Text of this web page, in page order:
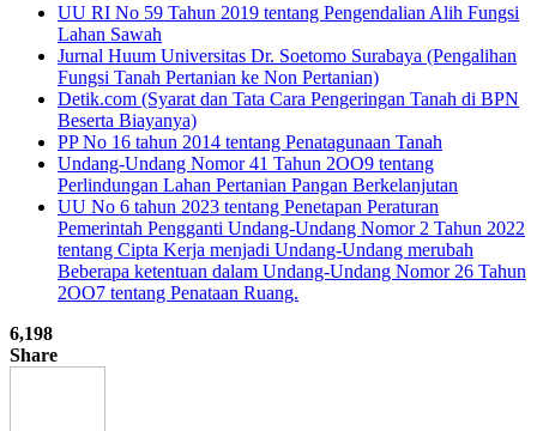
UU RI No 59 Tahun 2019 tentang Pengendalian Alih Fungsi
Lahan Sawah
Jurnal Huum Universitas Dr. Soetomo Surabaya (Pengalihan
Fungsi Tanah Pertanian ke Non Pertanian)
Detik.com (Syarat dan Tata Cara Pengeringan Tanah di BPN
Beserta Biayanya)
PP No 16 tahun 2014 tentang Penatagunaan Tanah
Undang-Undang Nomor 41 Tahun 2OO9 tentang
Perlindungan Lahan Pertanian Pangan Berkelanjutan
UU No 6 tahun 2023 tentang Penetapan Peraturan
Pemerintah Pengganti Undang-Undang Nomor 2 Tahun 2022
tentang Cipta Kerja menjadi Undang-Undang merubah
Beberapa ketentuan dalam Undang-Undang Nomor 26 Tahun
2OO7 tentang Penataan Ruang.
6,198
Share